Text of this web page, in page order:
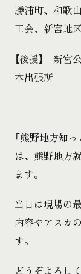
勝浦町、和歌
工会、新宮地
【後援】 新宮
本出張所
「熊野地方知
は、熊野地方
ます。
当日は現場の
内容やアスカ
す。
どうぞよろし